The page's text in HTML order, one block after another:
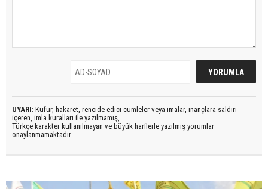
UYARI: Küfür, hakaret, rencide edici cümleler veya imalar, inançlara saldırı
içeren, imla kuralları ile yazılmamış,
Türkçe karakter kullanılmayan ve büyük harflerle yazılmış yorumlar
onaylanmamaktadır.